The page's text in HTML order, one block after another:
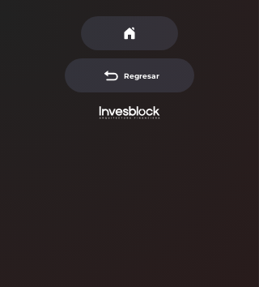
Regresar